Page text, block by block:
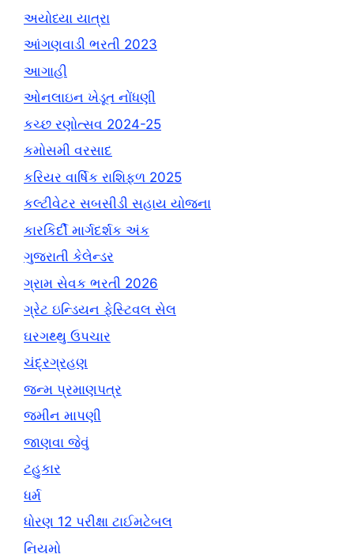
અયોધ્યા યાત્રા
આંગણવાડી ભરતી 2023
આગાહી
ઓનલાઇન ખેડૂત નોંધણી
કચ્છ રણોત્સવ 2024-25
કમોસમી વરસાદ
કરિયર વાર્ષિક રાશિફળ 2025
કલ્ટીવેટર સબસીડી સહાય યોજના
કારકિર્દી માર્ગદર્શક અંક
ગુજરાતી કેલેન્ડર
ગ્રામ સેવક ભરતી 2026
ગ્રેટ ઇન્ડિયન ફેસ્ટિવલ સેલ
ઘરગથ્થુ ઉપચાર
ચંદ્રગ્રહણ
જન્મ પ્રમાણપત્ર
જમીન માપણી
જાણવા જેવું
ટહુકાર
ધર્મ
ધોરણ 12 પરીક્ષા ટાઈમટેબલ
નિયમો